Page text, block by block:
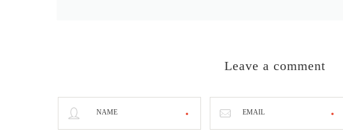
Leave a comment
NAME EMAIL